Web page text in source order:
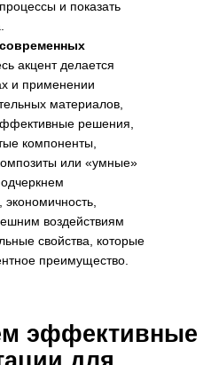
и показать
акцент делается
и применении
материалов,
решения,
компоненты,
или «умные»
экономичность,
воздействиям
свойства, которые
преимущество.